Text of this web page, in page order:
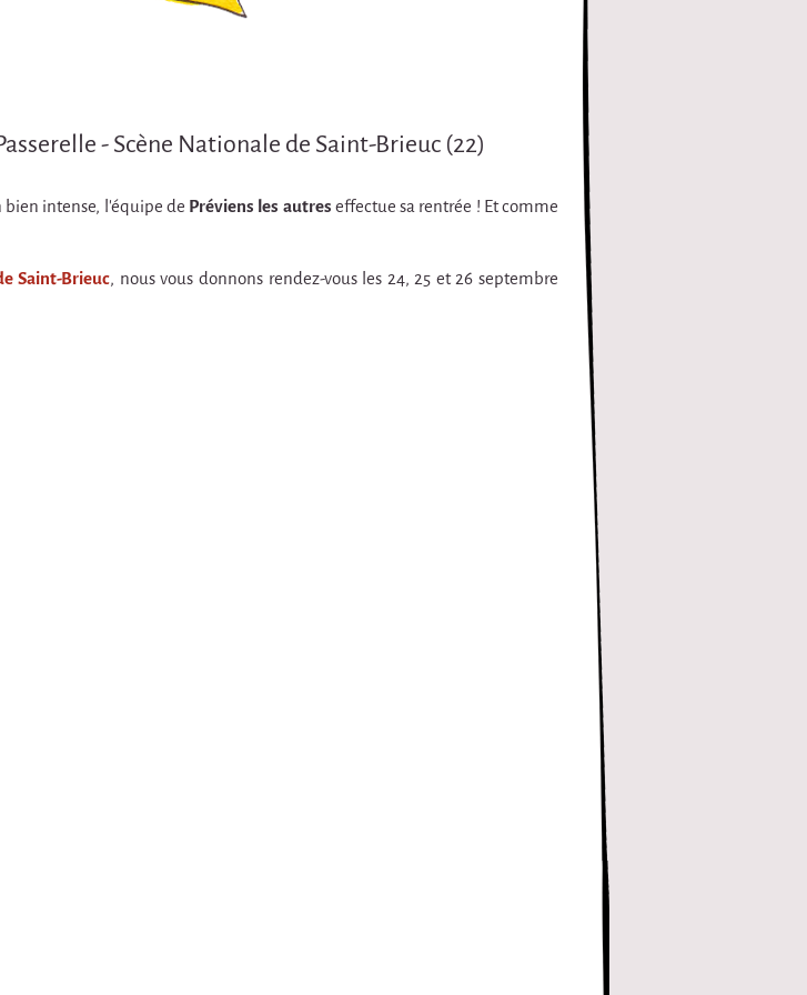
- Scène Nationale de Saint-Brieuc (22)
bien intense, l'équipe de Préviens les autres effectue sa rentrée ! Et comme
Saint-Brieuc, nous vous donnons rendez-vous les 24, 25 et 26 septembre